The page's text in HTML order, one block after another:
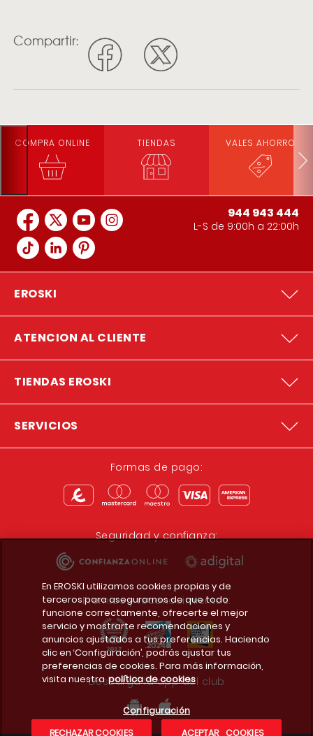
Compartir:
COMPRA ONLINE TIENDAS VALES AHORRO
944 943 444
L-S de 9:00h a 22:00h
EROSKI
ATENCION AL CLIENTE
TIENDAS EROSKI
SERVICIOS
Formas de pago:
Seguridad y confianza:
Premios y reconocimientos:
Descarga la app del club
En EROSKI utilizamos cookies propias y de
terceros para asegurarnos de que todo
funcione correctamente, ofrecerte el mejor
servicio y mostrarte recomendaciones y
anuncios ajustados a tus preferencias. Haciendo
clic en ‘Configuración’, podrás ajustar tus
preferencias de cookies. Para más información,
visita nuestra política de cookies
Configuración
RECHAZAR COOKIES
ACEPTAR COOKIES